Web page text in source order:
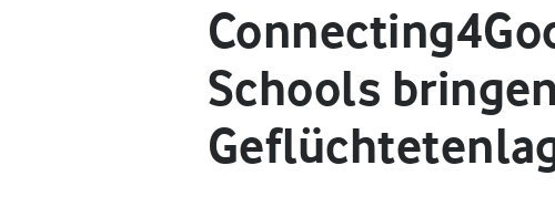
Schools